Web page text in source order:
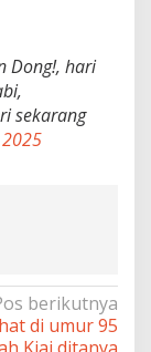
Dong!, hari
sekarang
berikutnya
di umur 95